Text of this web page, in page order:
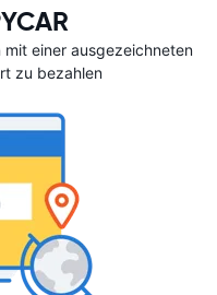
mit einer ausgezeichneten
zu bezahlen